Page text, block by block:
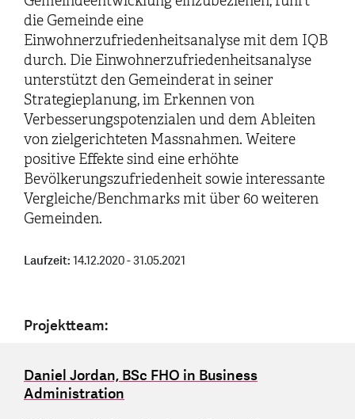
die Gemeinde eine
Einwohnerzufriedenheitsanalyse mit dem IQB
durch. Die Einwohnerzufriedenheitsanalyse
unterstützt den Gemeinderat in seiner
Strategieplanung, im Erkennen von
Verbesserungspotenzialen und dem Ableiten
von zielgerichteten Massnahmen. Weitere
positive Effekte sind eine erhöhte
Bevölkerungszufriedenheit sowie interessante
Vergleiche/Benchmarks mit über 60 weiteren
Gemeinden.
Laufzeit:14.12.2020 - 31.05.2021
Projektteam:
Daniel Jordan, BSc FHO in Business
Administration